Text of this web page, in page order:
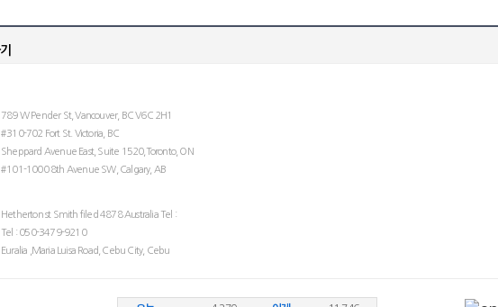
789 W Pender St, Vancouver, BC V6C 2H1
#310-702 Fort St. Victoria, BC
Sheppard Avenue East, Suite 1520,Toronto, ON
#101-1000 8th Avenue SW, Calgary, AB
Hetherton st Smith filed 4878 Australia Tel :
Tel : 050-3479-9210
Euralia ,Maria Luisa Road, Cebu City, Cebu